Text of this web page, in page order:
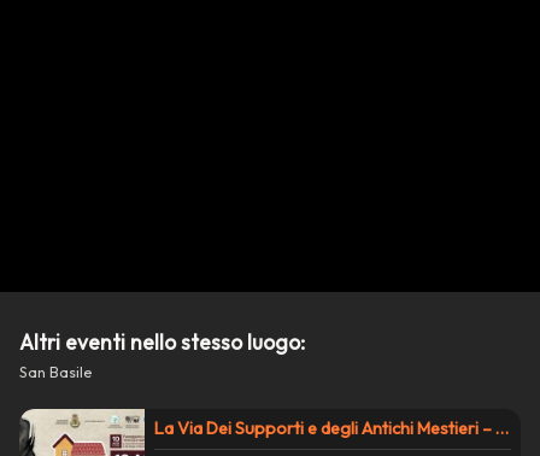
Altri eventi nello stesso luogo:
San Basile
La Via Dei Supporti e degli Antichi Mestieri – San Basile